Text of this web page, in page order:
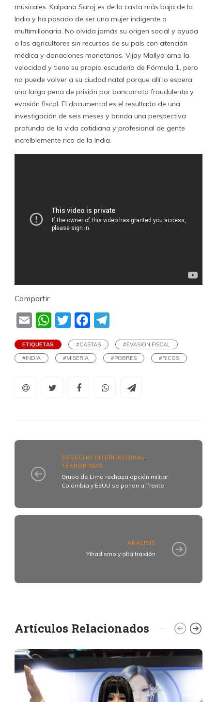
musicales. Kalpana Saroj es de la casta más baja de la
India y ha pasado de ser una mujer indigente a
multimillonaria. No olvida jamás su origen social y ayuda
a los agricultores sin recursos de su país con atención
médica y donaciones monetarias. Vijay Mallya ama la
velocidad y tiene su propia escudería de Fórmula 1, pero
no puede volver a su ciudad natal porque allí lo espera
una larga pena de prisión por bancarrota fraudulenta y
evasión fiscal. El documental es el resultado de una
investigación de seis meses y brinda una perspectiva
profunda de la vida cotidiana y profesional de gente
increíblemente rica de la India.
Compartir:
EmailWhatsApp
TwitterFacebook
ETIQUETAS #CASTAS
#EVASION FISCAL
#INDIA
#MISERIA #POBRES #RICOS
DERECHO INTERNACIONAL
TERRORISMO
Grupo de Lima rechaza opción militar:
Colombia y EEUU se ponen al frente
ANÁLISIS
Yihadismo y alta traición
Artículos Relacionados